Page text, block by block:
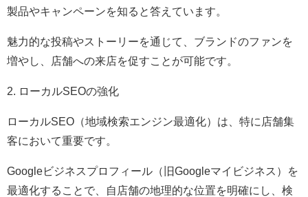
製品やキャンペーンを知ると答えています。
魅力的な投稿やストーリーを通じて、ブランドのファンを
増やし、店舗への来店を促すことが可能です。
2. ローカルSEOの強化
ローカルSEO（地域検索エンジン最適化）は、特に店舗集
客において重要です。
Googleビジネスプロフィール（旧Googleマイビジネス）を
最適化することで、自店舗の地理的な位置を明確にし、検